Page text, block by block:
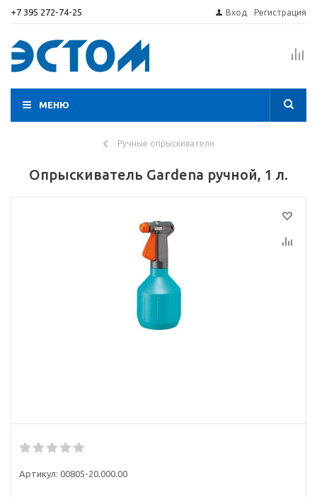
+7 395 272-74-25 Вход Регистрация
МЕНЮ
Ручные опрыскиватели
Опрыскиватель Gardena ручной, 1 л.
Артикул: 00805-20.000.00